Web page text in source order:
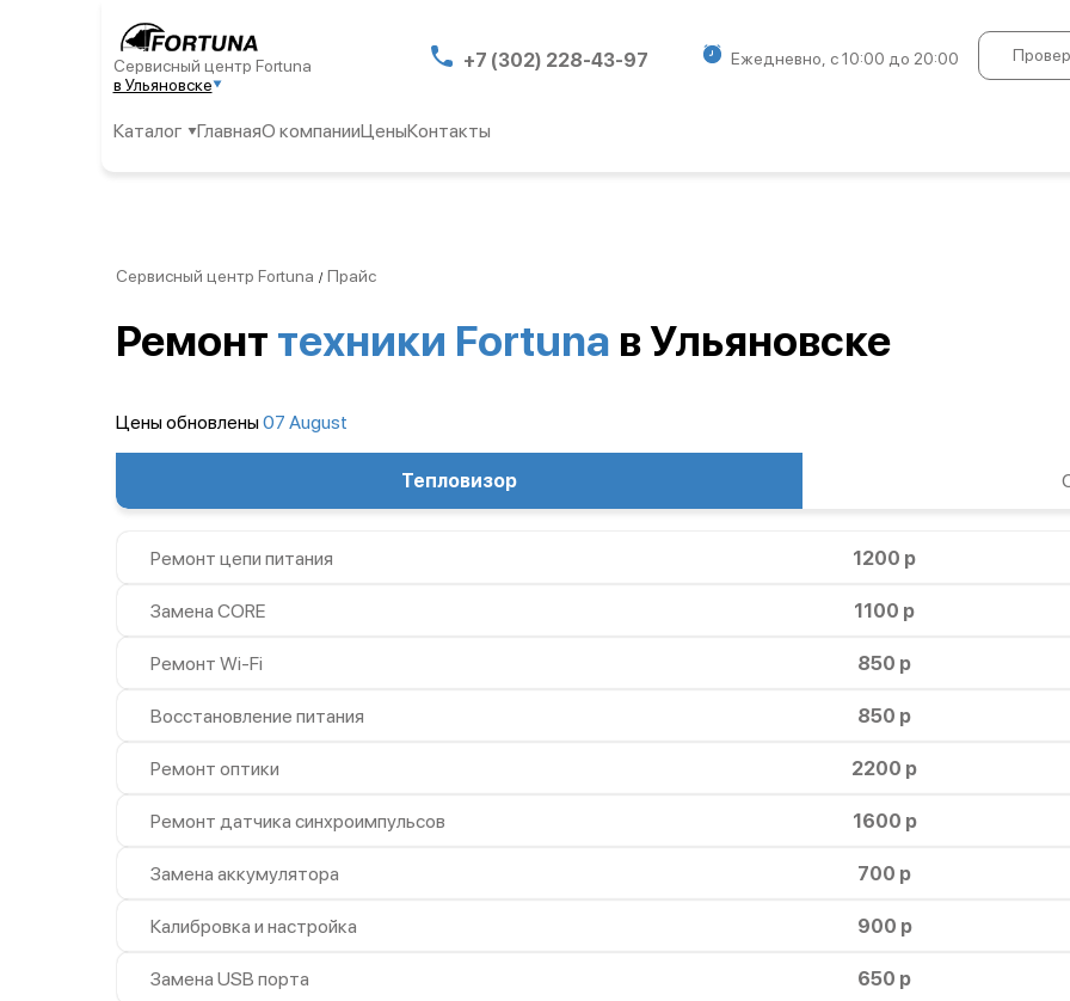
Сервисный центр Fortuna
в Ульяновске
+7 (302) 228-43-97 Ежедневно, с 10:00 до 20:00
Каталог ГлавнаяО компанииЦеныКонтакты
Сервисный центр Fortuna / Прайс
Ремонт техники Fortuna в Ульяновске
Цены обновлены07 August
Тепловизор
Ремонт цепи питания 1200 р
Замена CORE 1100 р
Ремонт Wi-Fi 850 р
Восстановление питания 850 р
Ремонт оптики 2200 р
Ремонт датчика синхроимпульсов 1600 р
Замена аккумулятора 700 р
Калибровка и настройка 900 р
Замена USB порта 650 р